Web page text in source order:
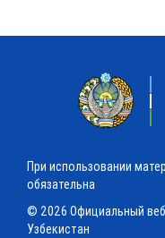
При использовании
обязательна
© 2026 Официальный
Узбекистан